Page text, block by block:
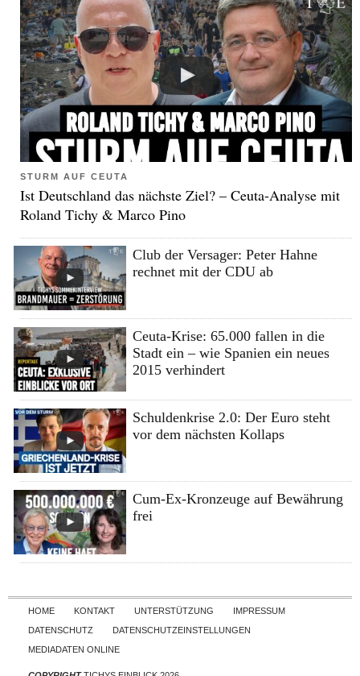
STURM AUF CEUTA
Ist Deutschland das nächste Ziel? – Ceuta-Analyse mit
Roland Tichy & Marco Pino
Club der Versager: Peter Hahne
rechnet mit der CDU ab
Ceuta-Krise: 65.000 fallen in die
Stadt ein – wie Spanien ein neues
2015 verhindert
Schuldenkrise 2.0: Der Euro steht
vor dem nächsten Kollaps
Cum-Ex-Kronzeuge auf Bewährung
frei
Skip to content
HOME KONTAKT UNTERSTÜTZUNG
IMPRESSUM
DATENSCHUTZ
DATENSCHUTZEINSTELLUNGEN
MEDIADATEN ONLINE